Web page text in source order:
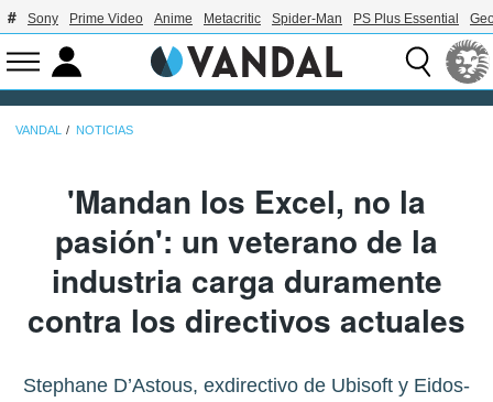
Sony Prime Video Anime Metacritic Spider-Man PS Plus Essential
VANDAL NOTICIAS
'Mandan los Excel, no la
pasión': un veterano de la
industria carga duramente
contra los directivos actuales
Stephane D’Astous, exdirectivo de Ubisoft y Eidos-